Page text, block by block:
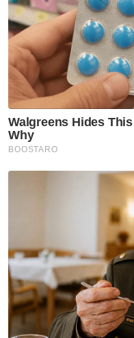
Tersilap gear,
rempuh cermin bank
Tegur main
remaja guna besi
Warga emas maut
jalan
Muat turun
Kurang daripada 18
25 - 34 tahun
45 - 54 tahun
65
Masuk | Daftar